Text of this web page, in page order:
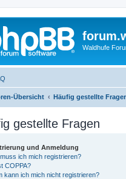
Waldhufe
Übersicht Häufig gestellte
gestellte Fragen
und Anmeldung
ich mich registrieren?
COPPA?
kann ich mich nicht registrieren?